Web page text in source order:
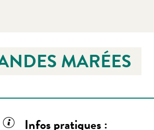
MARÉES
Infos pratiques :